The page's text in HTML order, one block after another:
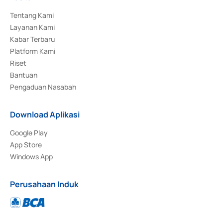
Tentang Kami
Layanan Kami
Kabar Terbaru
Platform Kami
Riset
Bantuan
Pengaduan Nasabah
Download Aplikasi
Google Play
App Store
Windows App
Perusahaan Induk